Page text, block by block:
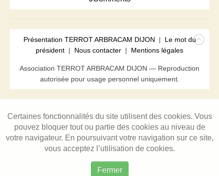
Présentation TERROT ARBRACAM DIJON | Le mot du
président | Nous contacter | Mentions légales
Association TERROT ARBRACAM DIJON — Reproduction
autorisée pour usage personnel uniquement.
Certaines fonctionnalités du site utilisent des cookies. Vous
pouvez bloquer tout ou partie des cookies au niveau de
votre navigateur. En poursuivant votre navigation sur ce site,
vous acceptez l’utilisation de cookies.
Fermer